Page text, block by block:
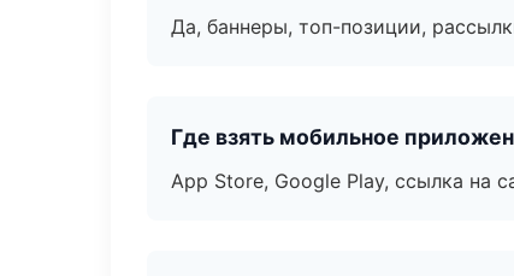
Да, баннеры, топ-позиции,
Где взять мобильное
App Store, Google Play, ссылка на